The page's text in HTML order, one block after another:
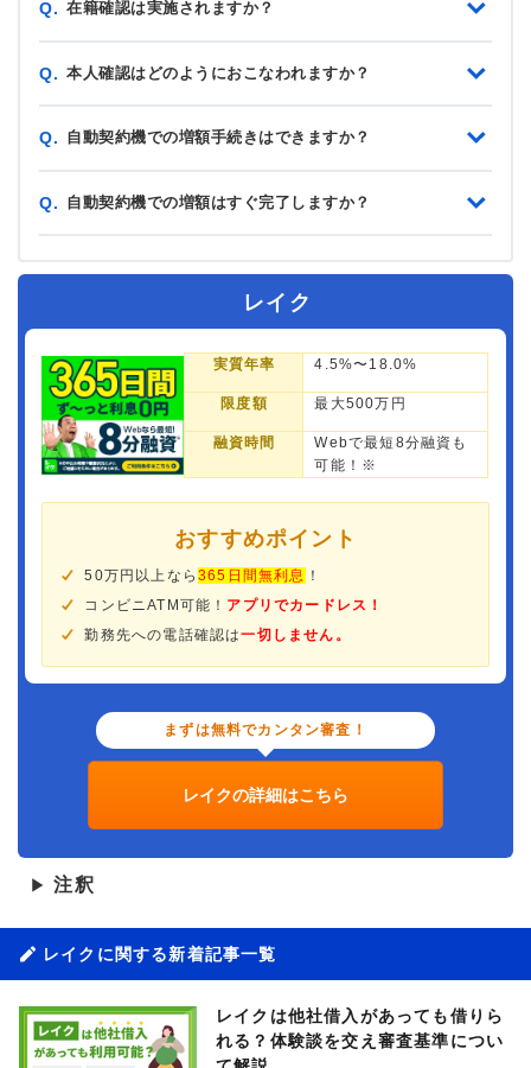
Q. 在籍確認は実施されますか？
Q. 本人確認はどのようにおこなわれますか？
Q. 自動契約機での増額手続きはできますか？
Q. 自動契約機での増額はすぐ完了しますか？
レイク
実質年率 4.5%〜18.0%
限度額 最大500万円
融資時間
Webで最短8分融資も
可能！※
おすすめポイント
50万円以上なら365日間無利息
！
コンビニATM可能！ アプリでカードレス！
勤務先への電話確認は一切しません。
まずは無料でカンタン審査！
レイクの詳細はこちら
▶ 注釈
レイクに関する新着記事一覧
レイクは他社借入があっても借りら
れる？体験談を交え審査基準につい